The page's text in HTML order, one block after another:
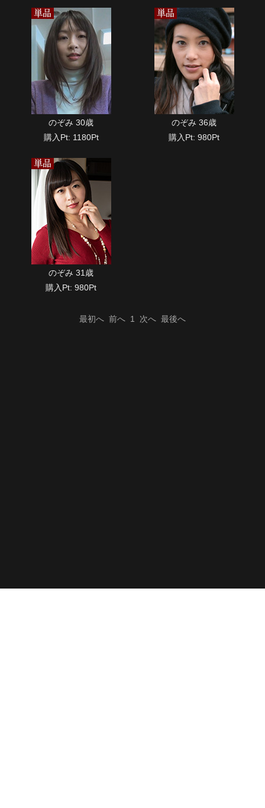
のぞみ 30歳
購入Pt: 1180Pt
のぞみ 36歳
購入Pt: 980Pt
のぞみ 31歳
購入Pt: 980Pt
最初へ 前へ 1 次へ 最後へ